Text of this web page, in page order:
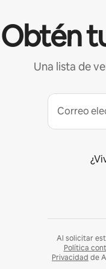
Obtén
Una lista de
Correo
Al solicitar
Política
Privacidad de